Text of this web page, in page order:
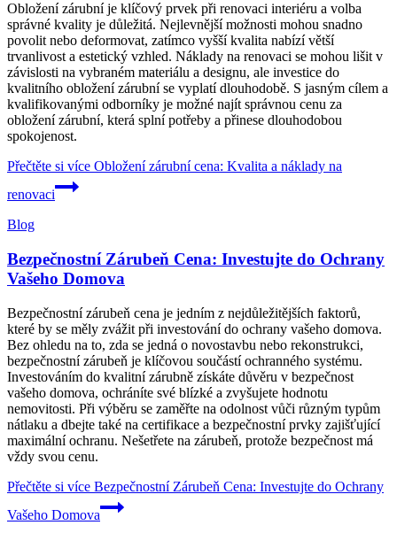
Obložení zárubní je klíčový prvek při renovaci interiéru a volba
správné kvality je důležitá. Nejlevnější možnosti mohou snadno
povolit nebo deformovat, zatímco vyšší kvalita nabízí větší
trvanlivost a estetický vzhled. Náklady na renovaci se mohou lišit v
závislosti na vybraném materiálu a designu, ale investice do
kvalitního obložení zárubní se vyplatí dlouhodobě. S jasným cílem a
kvalifikovanými odborníky je možné najít správnou cenu za
obložení zárubní, která splní potřeby a přinese dlouhodobou
spokojenost.
Přečtěte si více Obložení zárubní cena: Kvalita a náklady na
renovaci
Blog
Bezpečnostní Zárubeň Cena: Investujte do Ochrany
Vašeho Domova
Bezpečnostní zárubeň cena je jedním z nejdůležitějších faktorů,
které by se měly zvážit při investování do ochrany vašeho domova.
Bez ohledu na to, zda se jedná o novostavbu nebo rekonstrukci,
bezpečnostní zárubeň je klíčovou součástí ochranného systému.
Investováním do kvalitní zárubně získáte důvěru v bezpečnost
vašeho domova, ochráníte své blízké a zvyšujete hodnotu
nemovitosti. Při výběru se zaměřte na odolnost vůči různým typům
nátlaku a dbejte také na certifikace a bezpečnostní prvky zajišťující
maximální ochranu. Nešetřete na zárubeň, protože bezpečnost má
vždy svou cenu.
Přečtěte si více Bezpečnostní Zárubeň Cena: Investujte do Ochrany
Vašeho Domova